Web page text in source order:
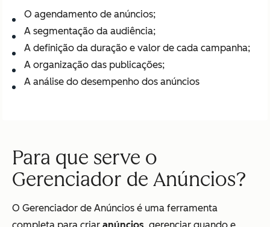
O agendamento de anúncios;
A segmentação da audiência;
A definição da duração e valor de cada campanha;
A organização das publicações;
A análise do desempenho dos anúncios
Para que serve o
Gerenciador de Anúncios?
O Gerenciador de Anúncios é uma ferramenta